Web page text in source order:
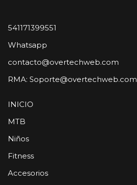
541171399551
Whatsapp
contacto@overtechweb.com
RMA: Soporte@overtechweb.com
INICIO
MTB
Niños
Fitness
Accesorios